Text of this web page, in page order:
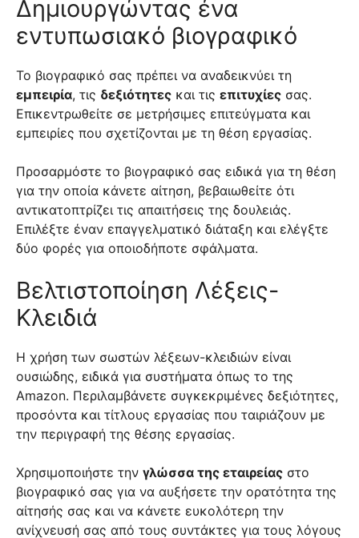
Δημιουργώντας ένα
εντυπωσιακό βιογραφικό
Το βιογραφικό σας πρέπει να αναδεικνύει τη
εμπειρία, τις δεξιότητες και τις επιτυχίες σας.
Επικεντρωθείτε σε μετρήσιμες επιτεύγματα και
εμπειρίες που σχετίζονται με τη θέση εργασίας.
Προσαρμόστε το βιογραφικό σας ειδικά για τη θέση
για την οποία κάνετε αίτηση, βεβαιωθείτε ότι
αντικατοπτρίζει τις απαιτήσεις της δουλειάς.
Επιλέξτε έναν επαγγελματικό διάταξη και ελέγξτε
δύο φορές για οποιοδήποτε σφάλματα.
Βελτιστοποίηση Λέξεις-
Κλειδιά
Η χρήση των σωστών λέξεων-κλειδιών είναι
ουσιώδης, ειδικά για συστήματα όπως το της
Amazon. Περιλαμβάνετε συγκεκριμένες δεξιότητες,
προσόντα και τίτλους εργασίας που ταιριάζουν με
την περιγραφή της θέσης εργασίας.
Χρησιμοποιήστε την γλώσσα της εταιρείας στο
βιογραφικό σας για να αυξήσετε την ορατότητα της
αίτησής σας και να κάνετε ευκολότερη την
ανίχνευσή σας από τους συντάκτες για τους λόγους